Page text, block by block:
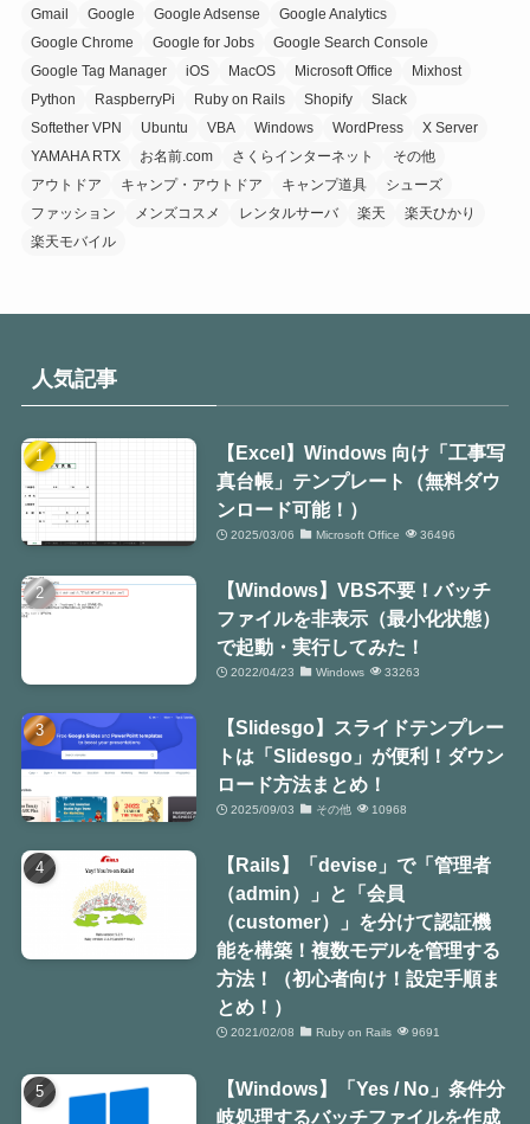
Gmail
Google Google Adsense
Google Analytics
Google Chrome
Google for Jobs
Google Search Console
Google Tag Manager
iOS MacOS Microsoft Office
Mixhost
Python
RaspberryPi Ruby on Rails Shopify
Slack
Softether VPN
Ubuntu VBA Windows WordPress
X Server
YAMAHA RTX
お名前.com さくらインターネット
その他
アウトドア
キャンプ・アウトドア キャンプ道具
シューズ
ファッション
メンズコスメ レンタルサーバ 楽天
楽天ひかり
楽天モバイル
人気記事
【Excel】Windows 向け「工事写
真台帳」テンプレート（無料ダウ
ンロード可能！）
2025/03/06 Microsoft Office 36496
【Windows】VBS不要！バッチ
ファイルを非表示（最小化状態）
で起動・実行してみた！
2022/04/23 Windows 33263
【Slidesgo】スライドテンプレー
トは「Slidesgo」が便利！ダウン
ロード方法まとめ！
2025/09/03 その他 10968
【Rails】「devise」で「管理者
（admin）」と「会員
（customer）」を分けて認証機
能を構築！複数モデルを管理する
方法！（初心者向け！設定手順ま
とめ！）
2021/02/08 Ruby on Rails 9691
【Windows】「Yes / No」条件分
岐処理するバッチファイルを作成